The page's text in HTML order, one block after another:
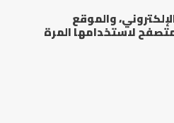
والموقع
لاستخدامها المرة